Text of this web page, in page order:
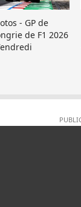
- GP de
de F1 2026